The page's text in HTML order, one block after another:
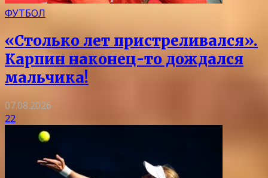
ФУТБОЛ
«Столько лет пристреливался».
Карпин наконец-то дождался
мальчика!
07.08.2026
22